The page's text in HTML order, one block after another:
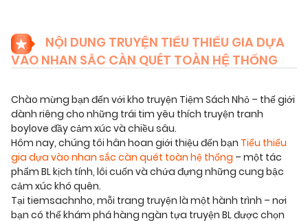
NỘI DUNG TRUYỆN TIỂU THIẾU GIA DỰA
VÀO NHAN SẮC CÀN QUÉT TOÀN HỆ THỐNG
Chào mừng bạn đến với kho truyện Tiệm Sách Nhỏ – thế giới
dành riêng cho những trái tim yêu thích truyện tranh
boylove đầy cảm xúc và chiều sâu.
Hôm nay, chúng tôi hân hoan giới thiệu đến bạn Tiểu thiếu
gia dựa vào nhan sắc càn quét toàn hệ thống – một tác
phẩm BL kịch tính, lôi cuốn và chứa đựng những cung bậc
cảm xúc khó quên.
Tại tiemsachnho, mỗi trang truyện là một hành trình – nơi
bạn có thể khám phá hàng ngàn tựa truyện BL được chọn